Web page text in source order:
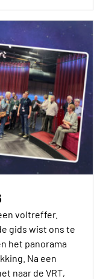
voltreffer.
gids wist ons te
het panorama
Na een
naar de VRT,